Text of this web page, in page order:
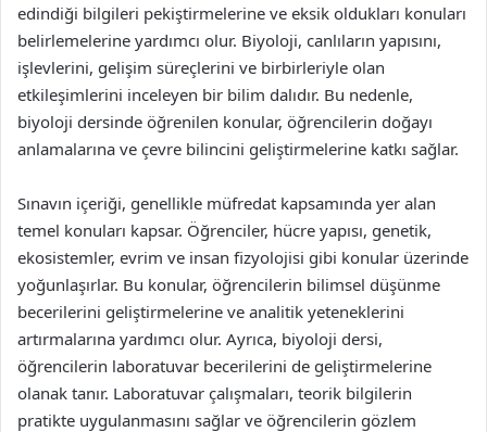
edindiği bilgileri pekiştirmelerine ve eksik oldukları konuları
belirlemelerine yardımcı olur. Biyoloji, canlıların yapısını,
işlevlerini, gelişim süreçlerini ve birbirleriyle olan
etkileşimlerini inceleyen bir bilim dalıdır. Bu nedenle,
biyoloji dersinde öğrenilen konular, öğrencilerin doğayı
anlamalarına ve çevre bilincini geliştirmelerine katkı sağlar.
Sınavın içeriği, genellikle müfredat kapsamında yer alan
temel konuları kapsar. Öğrenciler, hücre yapısı, genetik,
ekosistemler, evrim ve insan fizyolojisi gibi konular üzerinde
yoğunlaşırlar. Bu konular, öğrencilerin bilimsel düşünme
becerilerini geliştirmelerine ve analitik yeteneklerini
artırmalarına yardımcı olur. Ayrıca, biyoloji dersi,
öğrencilerin laboratuvar becerilerini de geliştirmelerine
olanak tanır. Laboratuvar çalışmaları, teorik bilgilerin
pratikte uygulanmasını sağlar ve öğrencilerin gözlem